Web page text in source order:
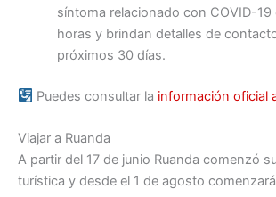
síntoma relacionado con COVID-19
horas y brindan detalles de
próximos 30 días.
Puedes consultar la información oficial
Viajar a Ruanda
A partir del 17 de junio Ruanda comenzó
turística y desde el 1 de agosto